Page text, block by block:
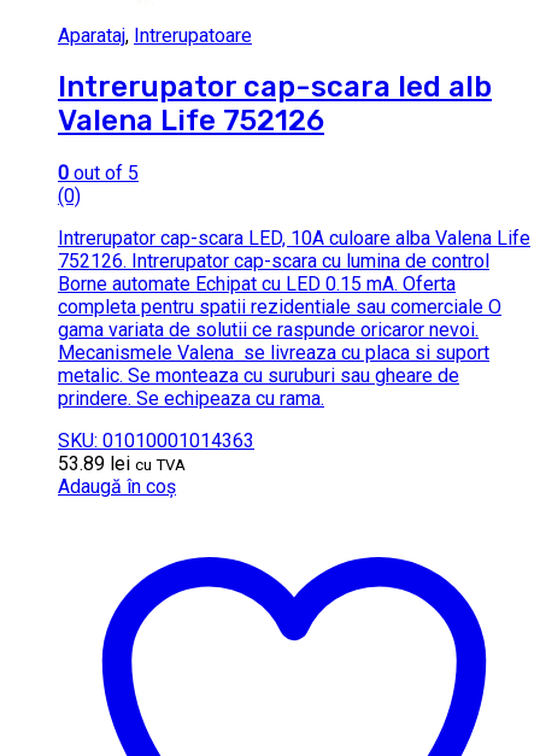
Aparataj, Intrerupatoare
Intrerupator cap-scara led alb
Valena Life 752126
0 out of 5
(0)
Intrerupator cap-scara LED, 10A culoare alba Valena Life
752126. Intrerupator cap-scara cu lumina de control
Borne automate Echipat cu LED 0.15 mA. Oferta
completa pentru spatii rezidentiale sau comerciale O
gama variata de solutii ce raspunde oricaror nevoi.
Mecanismele Valena se livreaza cu placa si suport
metalic. Se monteaza cu suruburi sau gheare de
prindere. Se echipeaza cu rama.
SKU: 01010001014363
53.89 lei cu TVA
Adaugă în coș